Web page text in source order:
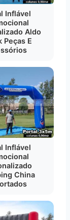
Inflável
Aldo
Peças E
Inflável
China